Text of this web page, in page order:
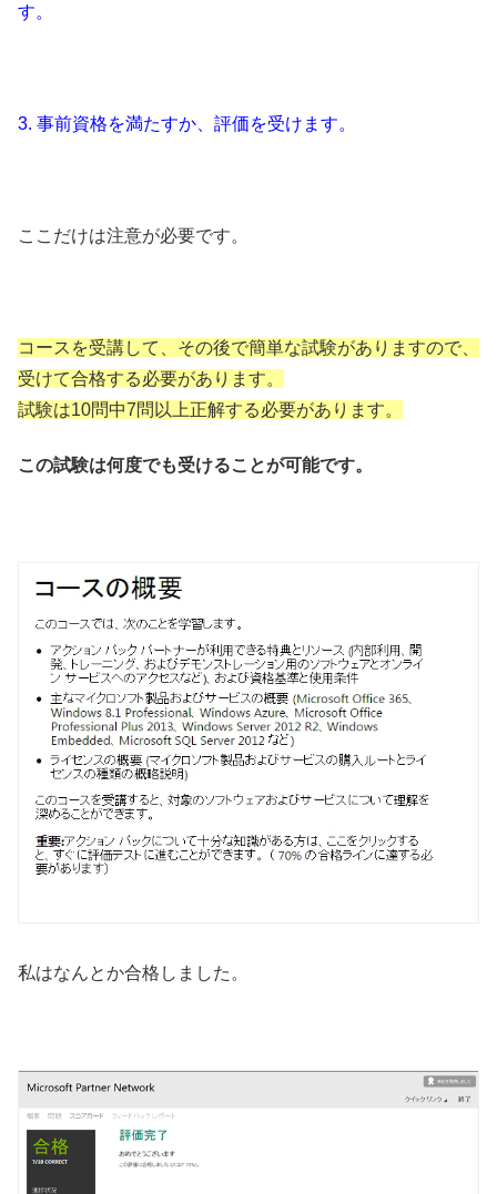
す。
3. 事前資格を満たすか、評価を受けます。
ここだけは注意が必要です。
コースを受講して、その後で簡単な試験がありますので、
受けて合格する必要があります。
試験は10問中7問以上正解する必要があります。
この試験は何度でも受けることが可能です。
私はなんとか合格しました。